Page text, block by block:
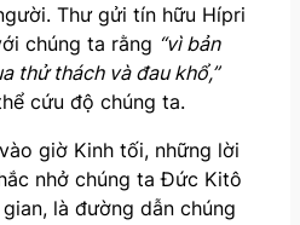
Thư gửi tín hữu Hípri
chúng ta rằng “vì bản
thử thách và đau khổ,”
cứu độ chúng ta.
giờ Kinh tối, những lời
nhở chúng ta Đức Kitô
là đường dẫn chúng